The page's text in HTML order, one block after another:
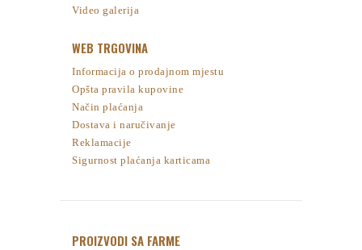
Video galerija
WEB TRGOVINA
Informacija o prodajnom mjestu
Opšta pravila kupovine
Način plaćanja
Dostava i naručivanje
Reklamacije
Sigurnost plaćanja karticama
PROIZVODI SA FARME